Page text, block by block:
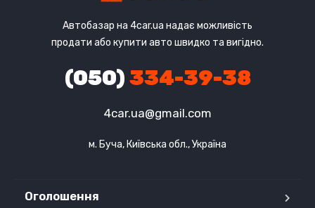
Автобазар на 4car.ua надає можливість
продати або купити авто швидко та вигідно.
(050)334-39-38
4car.ua@gmail.com
м. Буча, Київська обл., Україна
Оголошення